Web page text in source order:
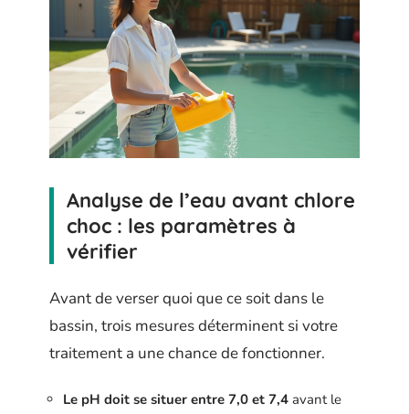
Analyse de l’eau avant chlore
choc : les paramètres à
vérifier
Avant de verser quoi que ce soit dans le
bassin, trois mesures déterminent si votre
traitement a une chance de fonctionner.
Le pH doit se situer entre 7,0 et 7,4 avant le